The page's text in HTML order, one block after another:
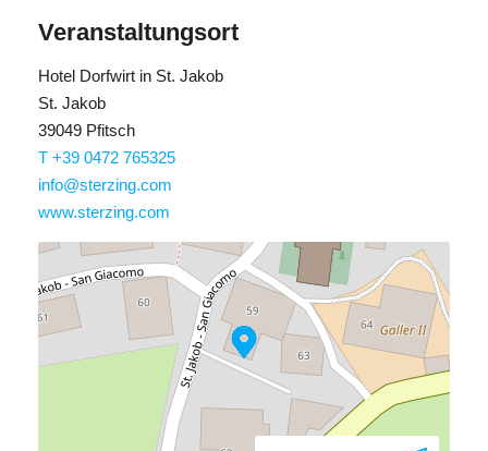
Veranstaltungsort
Hotel Dorfwirt in St. Jakob
St. Jakob
39049 Pfitsch
T +39 0472 765325
info@sterzing.com
www.sterzing.com